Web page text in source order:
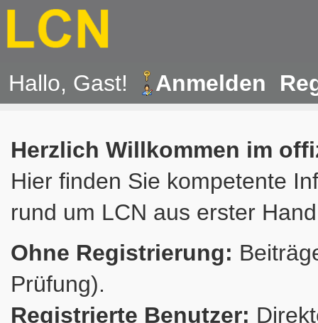
Hallo, Gast! Anmelden
Herzlich Willkommen im
Hier finden Sie kompetente
rund um LCN aus erster
Ohne Registrierung:
Prüfung).
Registrierte Benutzer: